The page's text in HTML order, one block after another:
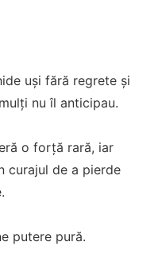
uși fără regrete și
nu îl anticipau.
o forță rară, iar
curajul de a pierde
putere pură.